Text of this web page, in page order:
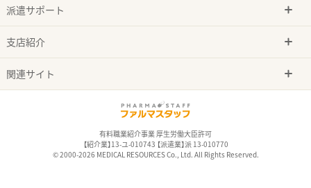
派遣サポート
支店紹介
関連サイト
有料職業紹介事業 厚生労働大臣許可
【紹介業】13-ユ-010743 【派遣業】派 13-010770
© 2000-2026 MEDICAL RESOURCES Co., Ltd. All Rights Reserved.